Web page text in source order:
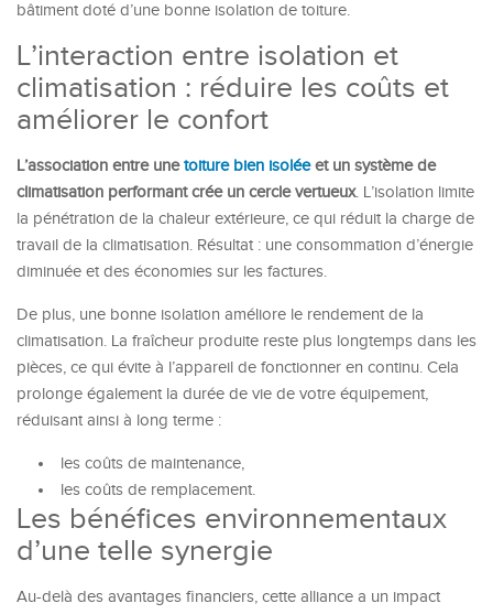
bâtiment doté d’une bonne isolation de toiture.
L’interaction entre isolation et
climatisation : réduire les coûts et
améliorer le confort
L’association entre unetoiture bien isoléeet un système de
climatisation performant crée un cercle vertueux. L’isolation limite
la pénétration de la chaleur extérieure, ce qui réduit la charge de
travail de la climatisation. Résultat : une consommation d’énergie
diminuée et des économies sur les factures.
De plus, une bonne isolation améliore le rendement de la
climatisation. La fraîcheur produite reste plus longtemps dans les
pièces, ce qui évite à l’appareil de fonctionner en continu. Cela
prolonge également la durée de vie de votre équipement,
réduisant ainsi à long terme :
les coûts de maintenance,
les coûts de remplacement.
Les bénéfices environnementaux
d’une telle synergie
Au-delà des avantages financiers, cette alliance a un impact